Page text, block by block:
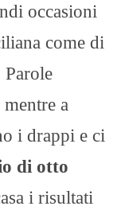
occasioni
come di
Parole
a
i drappi e ci
di otto
i risultati